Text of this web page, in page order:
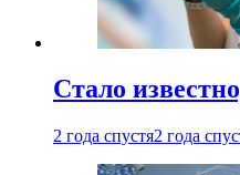
Стало
2 года спустя2 года